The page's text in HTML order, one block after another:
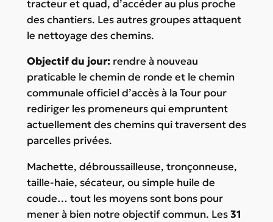
tracteur et quad, d’accéder au plus proche
des chantiers. Les autres groupes attaquent
le nettoyage des chemins.
Objectif du jour:rendre à nouveau
praticable le chemin de ronde et le chemin
communale officiel d’accès à la Tour pour
rediriger les promeneurs qui empruntent
actuellement des chemins qui traversent des
parcelles privées.
Machette, débroussailleuse, tronçonneuse,
taille-haie, sécateur, ou simple huile de
coude… tout les moyens sont bons pour
mener à bien notre objectif commun. Les31